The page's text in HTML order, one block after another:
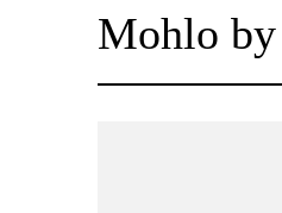
Mohlo